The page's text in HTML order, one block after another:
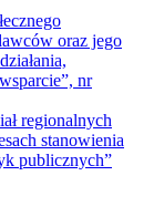
oraz jego
nr
regionalnych
stanowienia
publicznych”